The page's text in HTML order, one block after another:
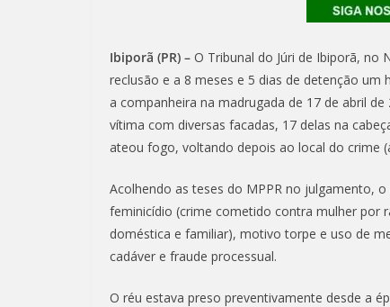
Ibiporã (PR) – O Tribunal do Júri de Ibiporã, no
reclusão e a 8 meses e 5 dias de detenção
a companheira na madrugada de 17 de abril
vítima com diversas facadas, 17 delas na
ateou fogo, voltando depois ao local do crime
Acolhendo as teses do MPPR no julgamento,
feminicídio (crime cometido contra mulher por
doméstica e familiar), motivo torpe e uso de
cadáver e fraude processual.
O réu estava preso preventivamente desde a